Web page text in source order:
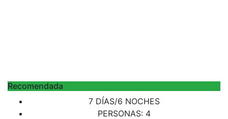
Recomendada
7 DÍAS/6 NOCHES
PERSONAS: 4